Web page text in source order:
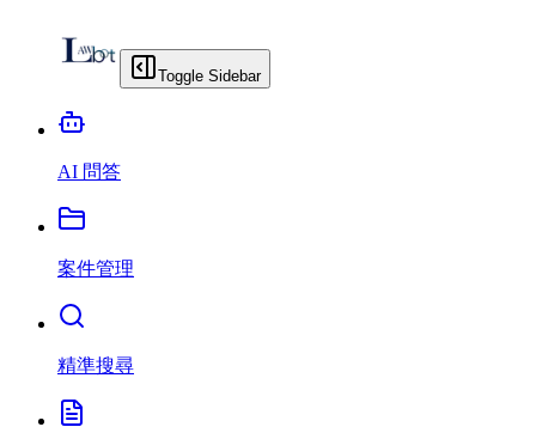
Toggle Sidebar
AI 問答
案件管理
精準搜尋